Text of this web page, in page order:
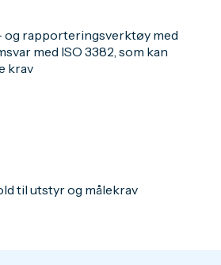
og rapporteringsverktøy med
med ISO 3382, som kan
krav
til utstyr og målekrav